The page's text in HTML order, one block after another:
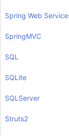
Spring Web
SpringMVC
SQL
SQLite
SQLServer
Struts2